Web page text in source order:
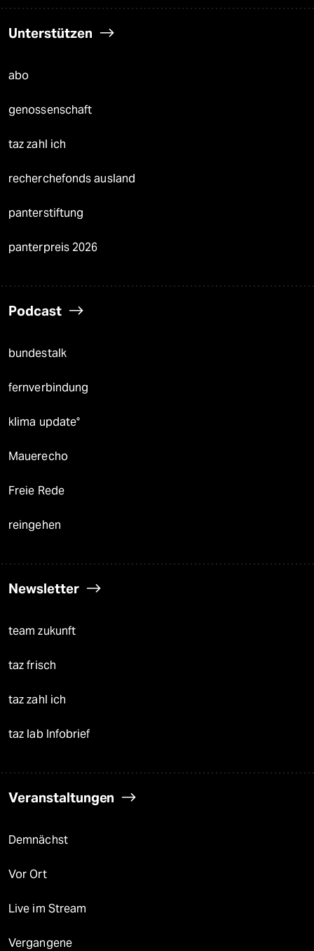
Unterstützen
abo
genossenschaft
taz zahl ich
recherchefonds ausland
panterstiftung
panterpreis 2026
Podcast
bundestalk
fernverbindung
klima update°
Mauerecho
Freie Rede
reingehen
Newsletter
team zukunft
taz frisch
taz zahl ich
taz lab Infobrief
Veranstaltungen
Demnächst
Vor Ort
Live im Stream
Vergangene